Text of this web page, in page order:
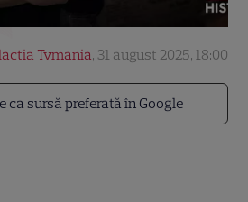
ca sursă preferată în Google
Tvmania, 31 august 2025, 18:00